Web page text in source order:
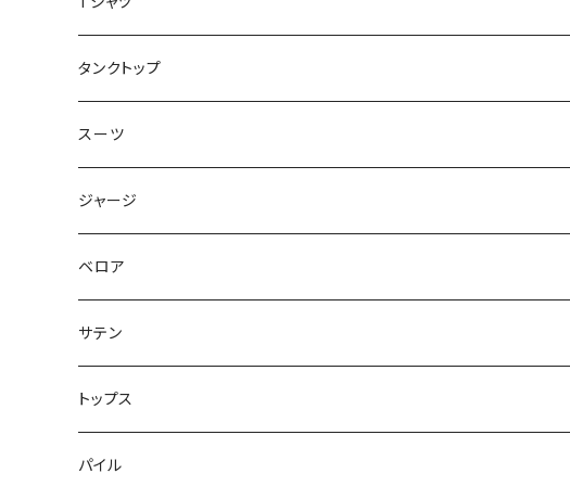
トップス
タンクトップ
スーツ
ジャージ
ベロア
サテン
トップス
パイル